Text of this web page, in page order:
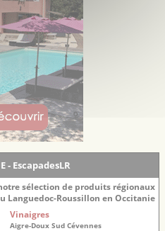
- EscapadesLR
sélection de produits régionaux
Languedoc-Roussillon en Occitanie
Vinaigres
Aigre-Doux Sud Cévennes